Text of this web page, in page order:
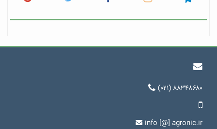
(۰۲۱) ۸۸۳۴۸۶۸۰
info [@] agronic.ir